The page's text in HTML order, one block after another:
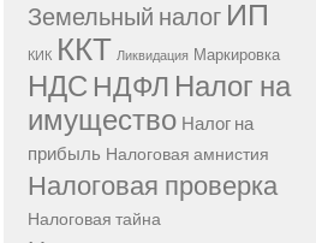
Земельный налог ИП
КИК ККТ Ликвидация Маркировка
НДС НДФЛ Налог на
имущество Налог на
прибыль Налоговая амнистия
Налоговая проверка
Налоговая тайна